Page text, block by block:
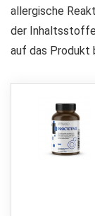
allergische
der Inhaltsstoffe
auf das Produkt